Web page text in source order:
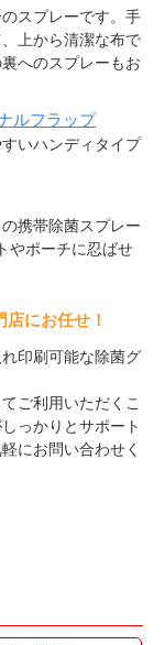
スプレーです。手
上から清潔な布で
へのスプレーもお
ルフラップ
いハンディタイプ
携帯除菌スプレー
やポーチに忍ばせ
にお任せ！
印刷可能な除菌グ
ご利用いただくこ
っかりとサポート
にお問い合わせく